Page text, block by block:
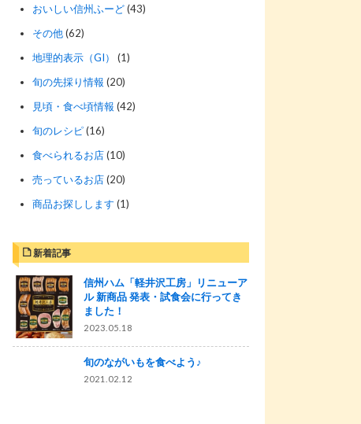
おいしい信州ふーど(43)
その他(62)
地理的表示（GI）
(1)
旬の先採り情報 (20)
見頃・食べ頃情報 (42)
旬のレシピ(16)
食べられるお店(10)
売っているお店(20)
商品お探しします (1)
新着記事
信州ハム「軽井沢工房」リニューア
ル 新商品 発表・試食会に行ってき
ました！
2023.05.18
旬のながいもを食べよう♪
2021.02.12